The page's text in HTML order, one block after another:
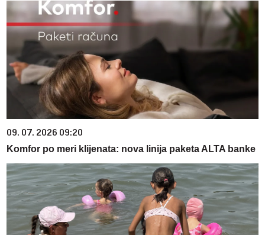
09. 07. 2026 09:20
Komfor po meri klijenata: nova linija paketa ALTA banke